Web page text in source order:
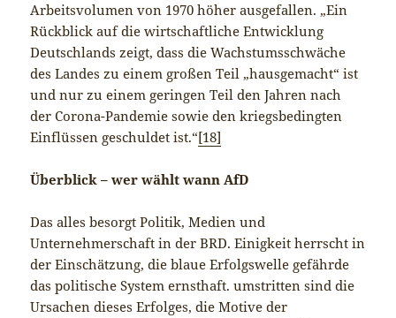
Arbeitsvolumen von 1970 höher ausgefallen. „Ein
Rückblick auf die wirtschaftliche Entwicklung
Deutschlands zeigt, dass die Wachstumsschwäche
des Landes zu einem großen Teil „hausgemacht“ ist
und nur zu einem geringen Teil den Jahren nach
der Corona-Pandemie sowie den kriegsbedingten
Einflüssen geschuldet ist.“[18]
Überblick – wer wählt wann AfD
Das alles besorgt Politik, Medien und
Unternehmerschaft in der BRD. Einigkeit herrscht in
der Einschätzung, die blaue Erfolgswelle gefährde
das politische System ernsthaft. umstritten sind die
Ursachen dieses Erfolges, die Motive der